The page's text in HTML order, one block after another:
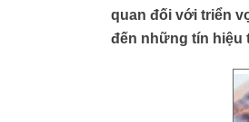
quan đối với triển
đến những tín hiệu